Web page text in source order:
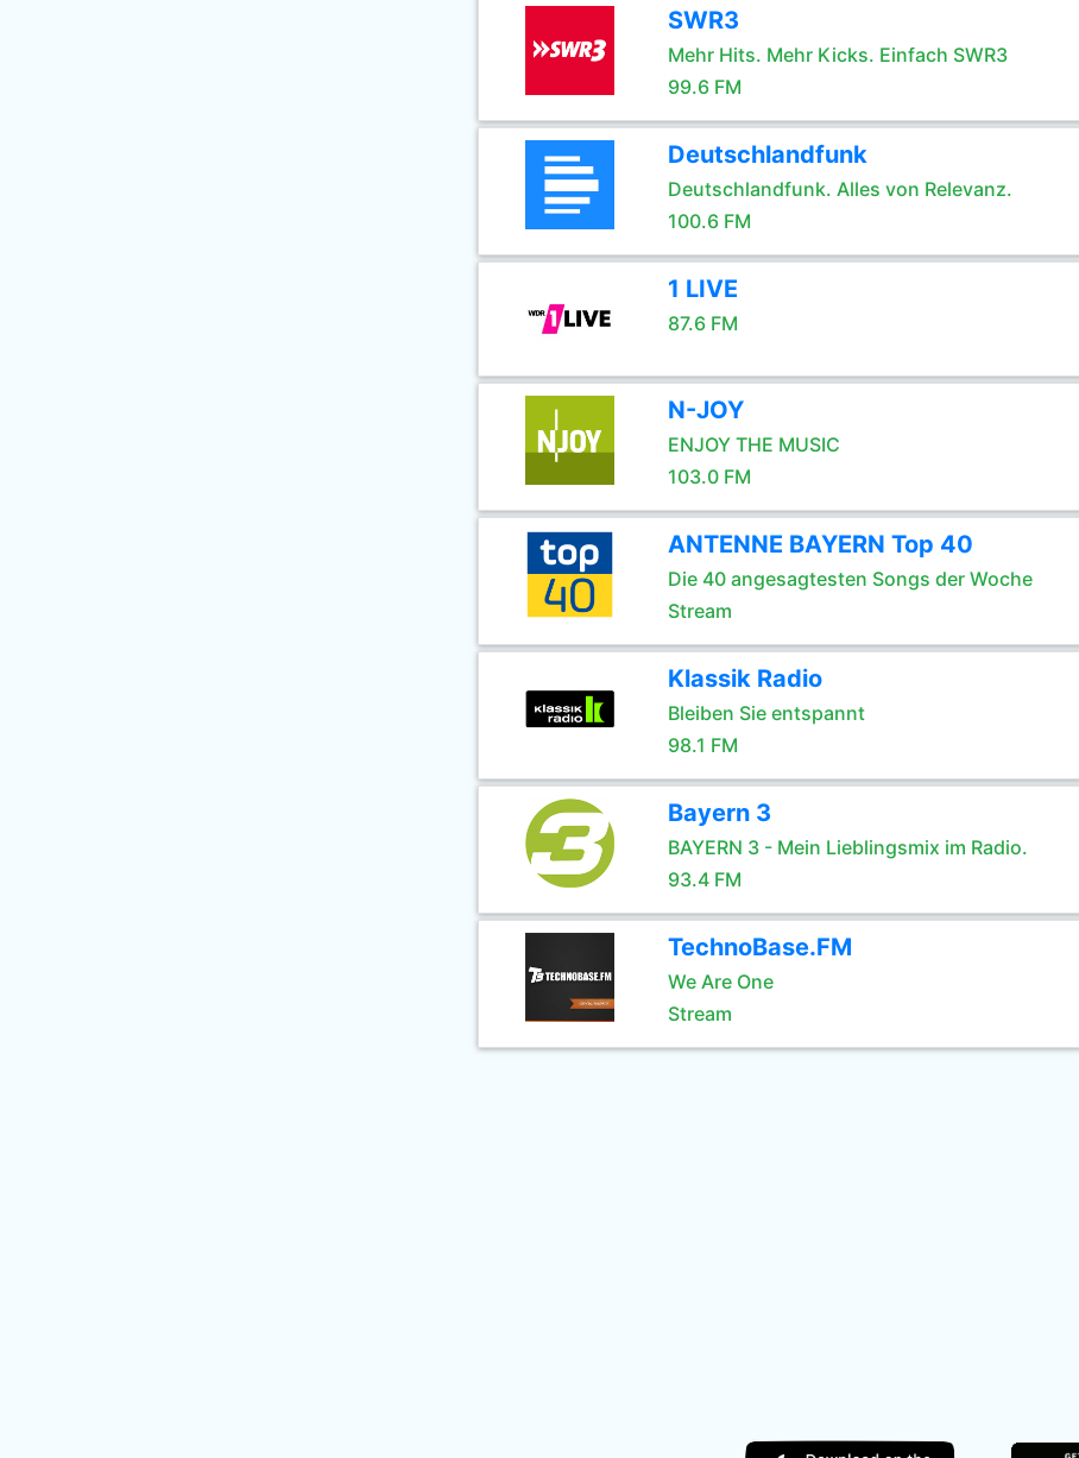
SWR3
Mehr Hits. Mehr Kicks. Einfach SWR3
99.6 FM
Deutschlandfunk
Deutschlandfunk. Alles von Relevanz.
100.6 FM
1 LIVE
87.6 FM
N-JOY
ENJOY THE MUSIC
103.0 FM
ANTENNE BAYERN Top 40
Die 40 angesagtesten Songs der Woche
Stream
Klassik Radio
Bleiben Sie entspannt
98.1 FM
Bayern 3
BAYERN 3 - Mein Lieblingsmix im Radio.
93.4 FM
TechnoBase.FM
We Are One
Stream